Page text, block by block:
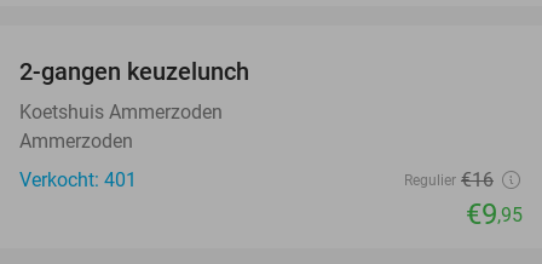
2-gangen keuzelunch
Koetshuis Ammerzoden
Ammerzoden
Verkocht: 401
Regulier €16
€9,95